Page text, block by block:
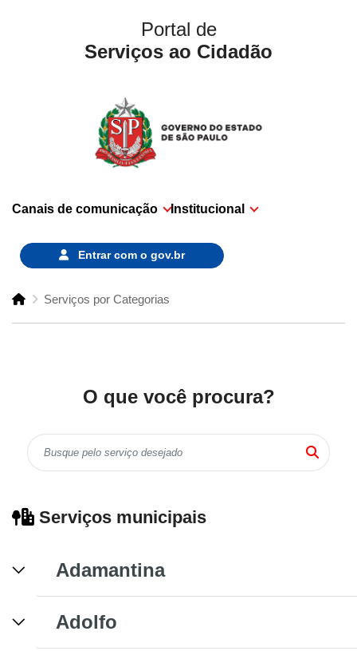
Portal de
Serviços ao Cidadão
Canais de comunicação Institucional
Entrar com o gov.br
Serviços por Categorias
O que você procura?
Serviços municipais
Adamantina
Adolfo